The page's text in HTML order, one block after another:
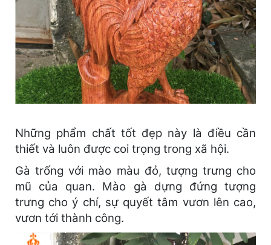
Những phẩm chất tốt đẹp này là điều cần
thiết và luôn được coi trọng trong xã hội.
Gà trống với mào màu đỏ, tượng trưng cho
mũ của quan. Mào gà dựng đứng tượng
trưng cho ý chí, sự quyết tâm vươn lên cao,
vươn tới thành công.